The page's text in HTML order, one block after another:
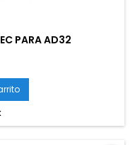
PARA AD32